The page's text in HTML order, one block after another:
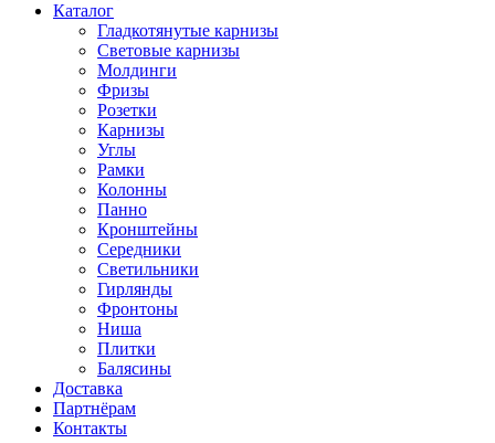
Каталог
Гладкотянутые карнизы
Световые карнизы
Молдинги
Фризы
Розетки
Карнизы
Углы
Рамки
Колонны
Панно
Кронштейны
Середники
Светильники
Гирлянды
Фронтоны
Ниша
Плитки
Балясины
Доставка
Партнёрам
Контакты